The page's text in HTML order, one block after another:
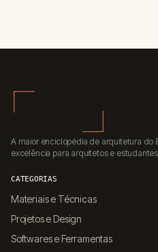
A maior enciclopédia de arquitetura do
excelência para arquitetos e
CATEGORIAS
Materiais e Técnicas
Projetos e Design
Softwares e Ferramentas